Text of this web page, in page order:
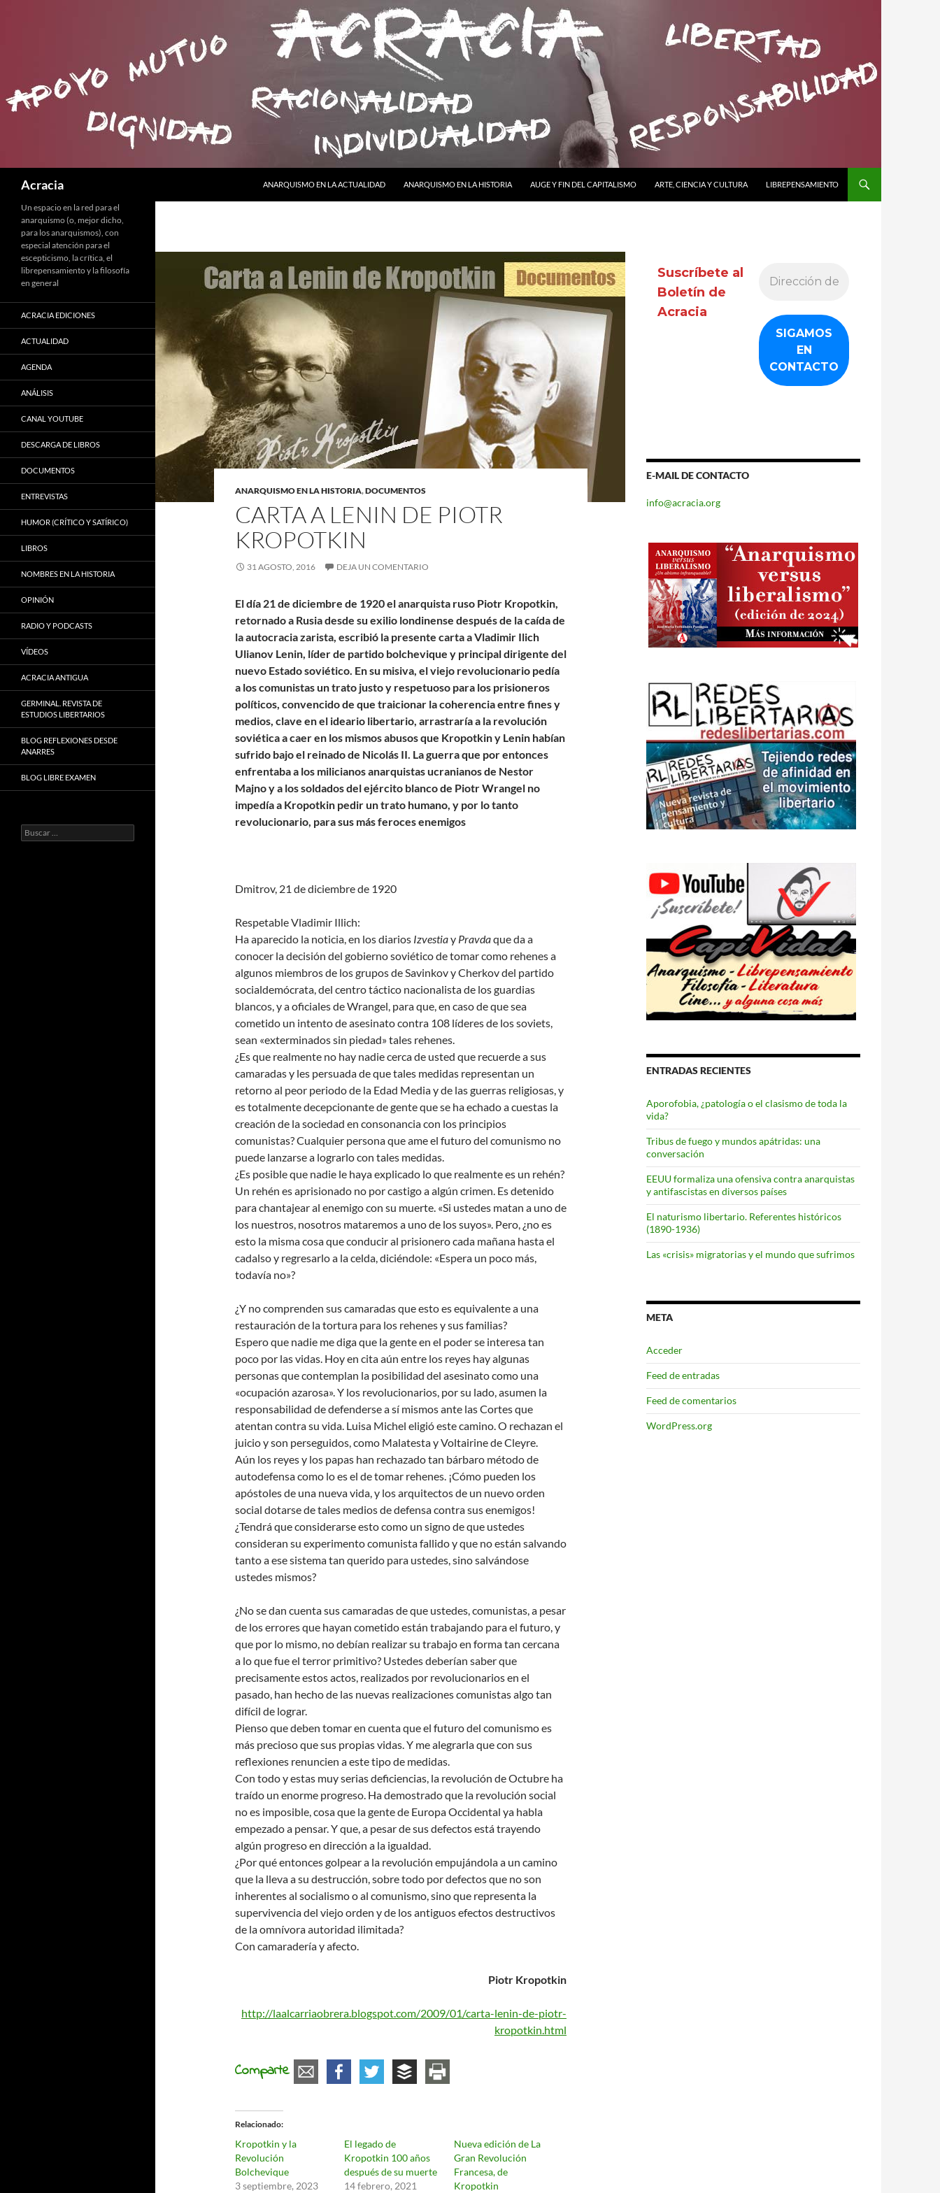
Acracia
ANARQUISMO EN LA ACTUALIDAD
ANARQUISMO EN LA HISTORIA AUGE Y FIN DEL CAPITALISMO ARTE, CIENCIA Y CULTURA LIBREPENSAMIENTO
ANARQUISMO EN LA HISTORIA,DOCUMENTOS
CARTA A LENIN DE PIOTR
KROPOTKIN
31 AGOSTO, 2016 DEJA UN COMENTARIO
El día 21 de diciembre de 1920 el anarquista ruso Piotr Kropotkin,
retornado a Rusia desde su exilio londinense después de la caída de
la autocracia zarista, escribió la presente carta a Vladimir Ilich
Ulianov Lenin, líder de partido bolchevique y principal dirigente del
nuevo Estado soviético. En su misiva, el viejo revolucionario pedía
a los comunistas un trato justo y respetuoso para los prisioneros
políticos, convencido de que traicionar la coherencia entre fines y
medios, clave en el ideario libertario, arrastraría a la revolución
soviética a caer en los mismos abusos que Kropotkin y Lenin habían
sufrido bajo el reinado de Nicolás II. La guerra que por entonces
enfrentaba a los milicianos anarquistas ucranianos de Nestor
Majno y a los soldados del ejército blanco de Piotr Wrangel no
impedía a Kropotkin pedir un trato humano, y por lo tanto
revolucionario, para sus más feroces enemigos
Dmitrov, 21 de diciembre de 1920
Respetable Vladimir Illich:
Ha aparecido la noticia, en los diarios Izvestiay Pravdaque da a
conocer la decisión del gobierno soviético de tomar como rehenes a
algunos miembros de los grupos de Savinkov y Cherkov del partido
socialdemócrata, del centro táctico nacionalista de los guardias
blancos, y a oficiales de Wrangel, para que, en caso de que sea
cometido un intento de asesinato contra 108 líderes de los soviets,
sean «exterminados sin piedad» tales rehenes.
¿Es que realmente no hay nadie cerca de usted que recuerde a sus
camaradas y les persuada de que tales medidas representan un
retorno al peor periodo de la Edad Media y de las guerras religiosas, y
es totalmente decepcionante de gente que se ha echado a cuestas la
creación de la sociedad en consonancia con los principios
comunistas? Cualquier persona que ame el futuro del comunismo no
puede lanzarse a lograrlo con tales medidas.
¿Es posible que nadie le haya explicado lo que realmente es un rehén?
Un rehén es aprisionado no por castigo a algún crimen. Es detenido
para chantajear al enemigo con su muerte. «Si ustedes matan a uno de
los nuestros, nosotros mataremos a uno de los suyos». Pero, ¿no es
esto la misma cosa que conducir al prisionero cada mañana hasta el
cadalso y regresarlo a la celda, diciéndole: «Espera un poco más,
todavía no»?
¿Y no comprenden sus camaradas que esto es equivalente a una
restauración de la tortura para los rehenes y sus familias?
Espero que nadie me diga que la gente en el poder se interesa tan
poco por las vidas. Hoy en cita aún entre los reyes hay algunas
personas que contemplan la posibilidad del asesinato como una
«ocupación azarosa». Y los revolucionarios, por su lado, asumen la
responsabilidad de defenderse a sí mismos ante las Cortes que
atentan contra su vida. Luisa Michel eligió este camino. O rechazan el
juicio y son perseguidos, como Malatesta y Voltairine de Cleyre.
Aún los reyes y los papas han rechazado tan bárbaro método de
autodefensa como lo es el de tomar rehenes. ¡Cómo pueden los
apóstoles de una nueva vida, y los arquitectos de un nuevo orden
social dotarse de tales medios de defensa contra sus enemigos!
¿Tendrá que considerarse esto como un signo de que ustedes
consideran su experimento comunista fallido y que no están salvando
tanto a ese sistema tan querido para ustedes, sino salvándose
ustedes mismos?
¿No se dan cuenta sus camaradas de que ustedes, comunistas, a pesar
de los errores que hayan cometido están trabajando para el futuro, y
que por lo mismo, no debían realizar su trabajo en forma tan cercana
a lo que fue el terror primitivo? Ustedes deberían saber que
precisamente estos actos, realizados por revolucionarios en el
pasado, han hecho de las nuevas realizaciones comunistas algo tan
difícil de lograr.
Pienso que deben tomar en cuenta que el futuro del comunismo es
más precioso que sus propias vidas. Y me alegrarla que con sus
reflexiones renuncien a este tipo de medidas.
Con todo y estas muy serias deficiencias, la revolución de Octubre ha
traído un enorme progreso. Ha demostrado que la revolución social
no es imposible, cosa que la gente de Europa Occidental ya habla
empezado a pensar. Y que, a pesar de sus defectos está trayendo
algún progreso en dirección a la igualdad.
¿Por qué entonces golpear a la revolución empujándola a un camino
que la lleva a su destrucción, sobre todo por defectos que no son
inherentes al socialismo o al comunismo, sino que representa la
supervivencia del viejo orden y de los antiguos efectos destructivos
de la omnívora autoridad ilimitada?
Con camaradería y afecto.
Piotr Kropotkin
http://laalcarriaobrera.blogspot.com/2009/01/carta-lenin-de-piotr-
kropotkin.html
Comparte
Relacionado
Kropotkin y la
Revolución
Bolchevique
3 septiembre, 2023
El legado de
Kropotkin 100 años
después de su muerte
14 febrero, 2021
Nueva edición de La
Gran Revolución
Francesa, de
Kropotkin
Suscríbete al
Boletín de
Acracia
E-MAIL DE CONTACTO
info@acracia.org
ENTRADAS RECIENTES
Aporofobia, ¿patología o el clasismo de toda la
vida?
Tribus de fuego y mundos apátridas: una
conversación
EEUU formaliza una ofensiva contra anarquistas
y antifascistas en diversos países
El naturismo libertario. Referentes históricos
(1890-1936)
Las «crisis» migratorias y el mundo que sufrimos
META
Acceder
Feed de entradas
Feed de comentarios
WordPress.org
Un espacio en la red para el
anarquismo (o, mejor dicho,
para los anarquismos), con
especial atención para el
escepticismo, la crítica, el
librepensamiento y la filosofía
en general
ACRACIA EDICIONES
ACTUALIDAD
AGENDA
ANÁLISIS
CANAL YOUTUBE
DESCARGA DE LIBROS
DOCUMENTOS
ENTREVISTAS
HUMOR (CRÍTICO Y SATÍRICO)
LIBROS
NOMBRES EN LA HISTORIA
OPINIÓN
RADIO Y PODCASTS
VÍDEOS
ACRACIA ANTIGUA
GERMINAL. REVISTA DE
ESTUDIOS LIBERTARIOS
BLOG REFLEXIONES DESDE
ANARRES
BLOG LIBRE EXAMEN
Buscar: